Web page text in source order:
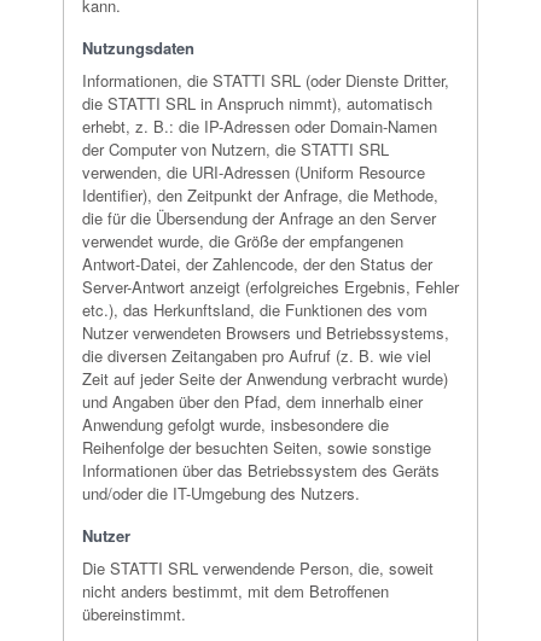
kann.
Nutzungsdaten
Informationen, die STATTI SRL (oder Dienste Dritter,
die STATTI SRL in Anspruch nimmt), automatisch
erhebt, z. B.: die IP-Adressen oder Domain-Namen
der Computer von Nutzern, die STATTI SRL
verwenden, die URI-Adressen (Uniform Resource
Identifier), den Zeitpunkt der Anfrage, die Methode,
die für die Übersendung der Anfrage an den Server
verwendet wurde, die Größe der empfangenen
Antwort-Datei, der Zahlencode, der den Status der
Server-Antwort anzeigt (erfolgreiches Ergebnis, Fehler
etc.), das Herkunftsland, die Funktionen des vom
Nutzer verwendeten Browsers und Betriebssystems,
die diversen Zeitangaben pro Aufruf (z. B. wie viel
Zeit auf jeder Seite der Anwendung verbracht wurde)
und Angaben über den Pfad, dem innerhalb einer
Anwendung gefolgt wurde, insbesondere die
Reihenfolge der besuchten Seiten, sowie sonstige
Informationen über das Betriebssystem des Geräts
und/oder die IT-Umgebung des Nutzers.
Nutzer
Die STATTI SRL verwendende Person, die, soweit
nicht anders bestimmt, mit dem Betroffenen
übereinstimmt.